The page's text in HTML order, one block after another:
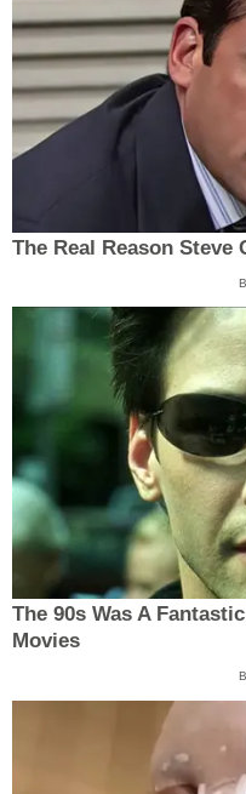
The Real Reason
The 90s Was A
Movies